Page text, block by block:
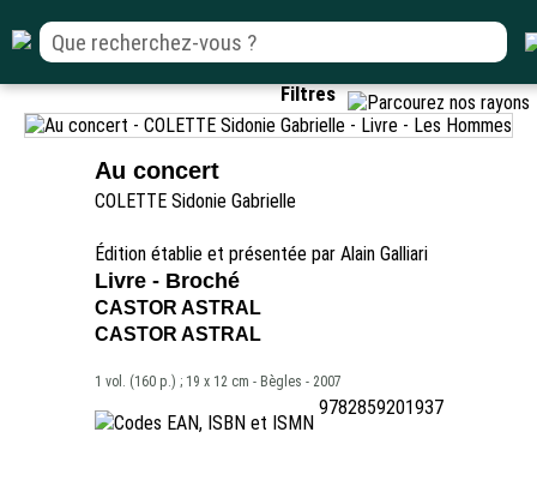
Filtres
Au concert
COLETTE Sidonie Gabrielle
Édition établie et présentée par Alain Galliari
Livre - Broché
CASTOR ASTRAL
CASTOR ASTRAL
1 vol. (160 p.) ; 19 x 12 cm - Bègles - 2007
9782859201937